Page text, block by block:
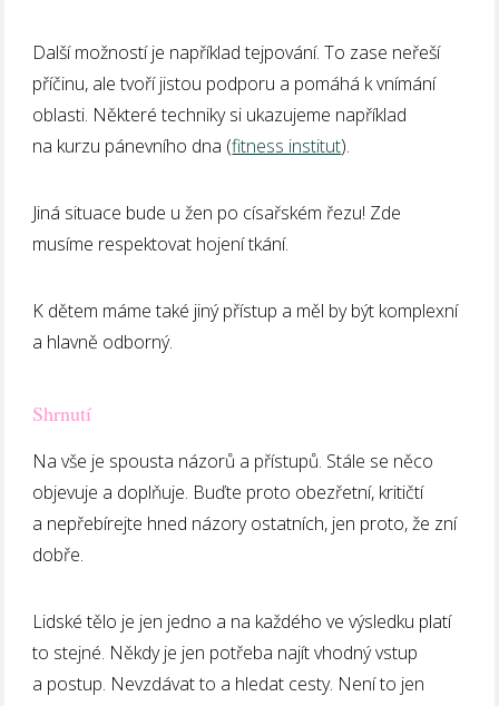
Další možností je například tejpování. To zase neřeší
příčinu, ale tvoří jistou podporu a pomáhá k vnímání
oblasti. Některé techniky si ukazujeme například
na kurzu pánevního dna (fitness institut).
Jiná situace bude u žen po císařském řezu! Zde
musíme respektovat hojení tkání.
K dětem máme také jiný přístup a měl by být komplexní
a hlavně odborný.
Shrnutí
Na vše je spousta názorů a přístupů. Stále se něco
objevuje a doplňuje. Buďte proto obezřetní, kritičtí
a nepřebírejte hned názory ostatních, jen proto, že zní
dobře.
Lidské tělo je jen jedno a na každého ve výsledku platí
to stejné. Někdy je jen potřeba najít vhodný vstup
a postup. Nevzdávat to a hledat cesty. Není to jen